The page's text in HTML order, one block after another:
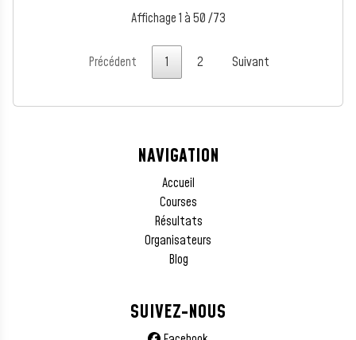
Affichage 1 à 50 /73
Précédent 1 2 Suivant
NAVIGATION
Accueil
Courses
Résultats
Organisateurs
Blog
SUIVEZ-NOUS